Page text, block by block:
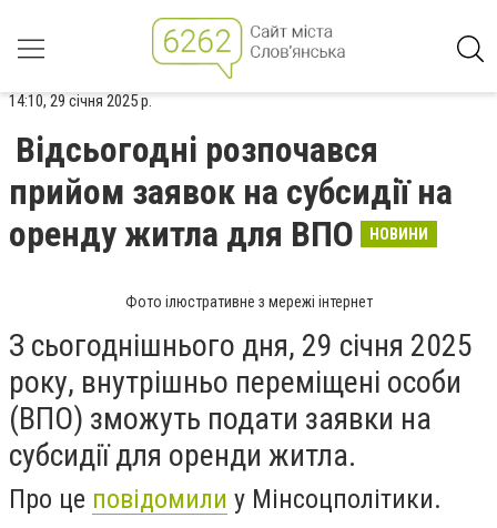
14:10, 29 січня 2025 р.
Відсьогодні розпочався
прийом заявок на субсидії на
оренду житла для ВПО
НОВИНИ
Фото ілюстративне з мережі інтернет
З сьогоднішнього дня, 29 січня 2025
року, внутрішньо переміщені особи
(ВПО) зможуть подати заявки на
субсидії для оренди житла.
Про це повідомили у Мінсоцполітики.